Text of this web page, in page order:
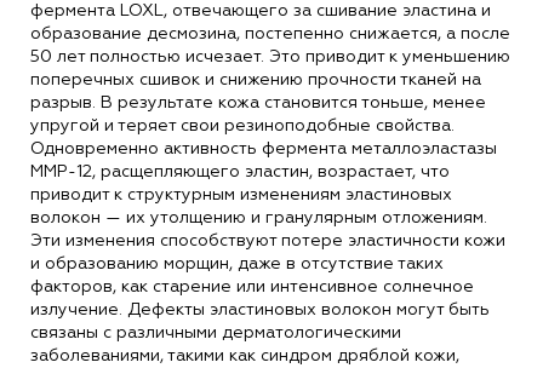
фермента LOXL, отвечающего за сшивание эластина и
образование десмозина, постепенно снижается, а после
50 лет полностью исчезает. Это приводит к уменьшению
поперечных сшивок и снижению прочности тканей на
разрыв. В результате кожа становится тоньше, менее
упругой и теряет свои резиноподобные свойства.
Одновременно активность фермента металлоэластазы
MMP-12, расщепляющего эластин, возрастает, что
приводит к структурным изменениям эластиновых
волокон — их утолщению и гранулярным отложениям.
Эти изменения способствуют потере эластичности кожи
и образованию морщин, даже в отсутствие таких
факторов, как старение или интенсивное солнечное
излучение. Дефекты эластиновых волокон могут быть
связаны с различными дерматологическими
заболеваниями, такими как синдром дряблой кожи,